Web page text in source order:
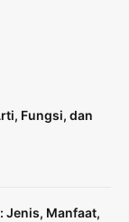
Fungsi, dan
Jenis, Manfaat,